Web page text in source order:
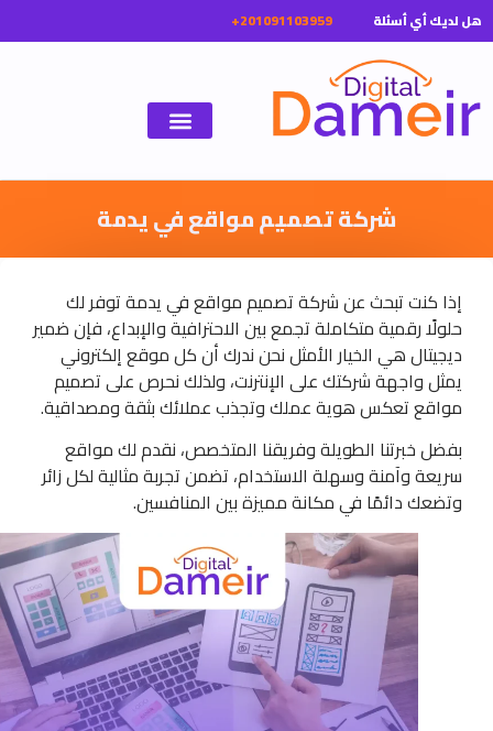
لديك أي أسئلة
شركة تصميم مواقع في يدمة
إذا كنت تبحث عن شركة تصميم مواقع في يدمة توفر لك
حلولًا رقمية متكاملة تجمع بين الاحترافية والإبداع، فإن ضمير
ديجيتال هي الخيار الأمثل نحن ندرك أن كل موقع إلكتروني
يمثل واجهة شركتك على الإنترنت، ولذلك نحرص على تصميم
مواقع تعكس هوية عملك وتجذب عملائك بثقة ومصداقية.
بفضل خبرتنا الطويلة وفريقنا المتخصص، نقدم لك مواقع
سريعة وآمنة وسهلة الاستخدام، تضمن تجربة مثالية لكل زائر
وتضعك دائمًا في مكانة مميزة بين المنافسين.